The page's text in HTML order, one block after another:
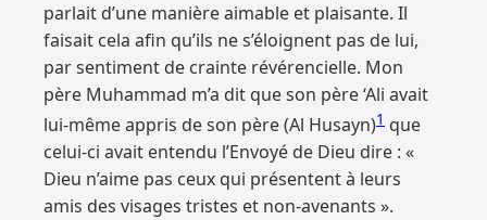
parlait d’une manière aimable et plaisante. Il
faisait cela afin qu’ils ne s’éloignent pas de lui,
par sentiment de crainte révérencielle. Mon
père Muhammad m’a dit que son père ‘Ali avait
lui-même appris de son père (Al Husayn)1 que
celui-ci avait entendu l’Envoyé de Dieu dire : «
Dieu n’aime pas ceux qui présentent à leurs
amis des visages tristes et non-avenants ».